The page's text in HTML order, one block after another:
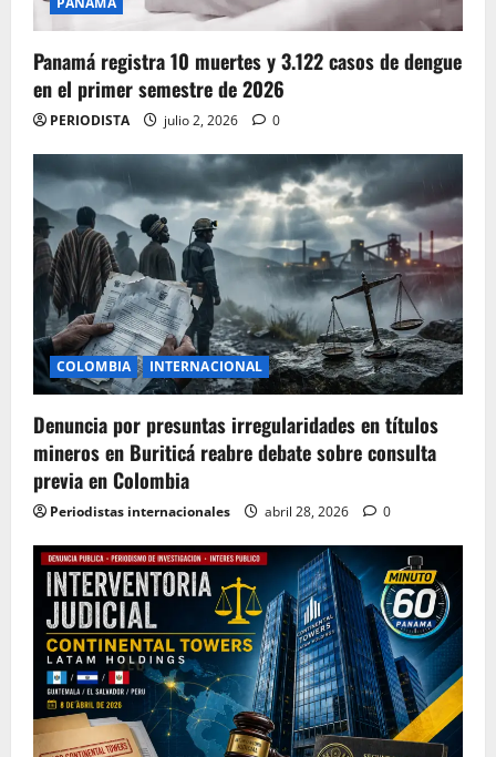
Panamá registra 10 muertes y 3.122 casos de dengue
en el primer semestre de 2026
PERIODISTA julio 2, 2026 0
COLOMBIA INTERNACIONAL
Denuncia por presuntas irregularidades en títulos
mineros en Buriticá reabre debate sobre consulta
previa en Colombia
Periodistas internacionales abril 28, 2026 0